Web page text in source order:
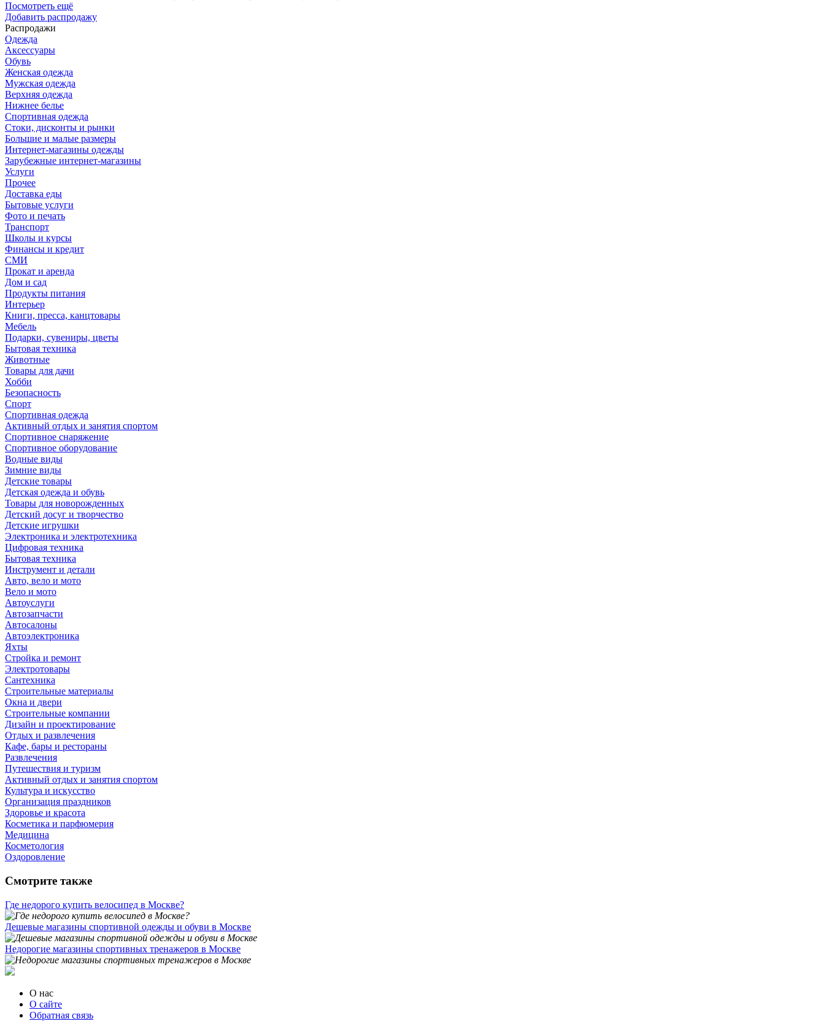
Посмотреть ещё
Добавить распродажу
Распродажи
Одежда
Аксессуары
Обувь
Женская одежда
Мужская одежда
Верхняя одежда
Нижнее белье
Спортивная одежда
Стоки, дисконты и рынки
Большие и малые размеры
Интернет-магазины одежды
Зарубежные интернет-магазины
Услуги
Прочее
Доставка еды
Бытовые услуги
Фото и печать
Транспорт
Школы и курсы
Финансы и кредит
СМИ
Прокат и аренда
Дом и сад
Продукты питания
Интерьер
Книги, пресса, канцтовары
Мебель
Подарки, сувениры, цветы
Бытовая техника
Животные
Товары для дачи
Хобби
Безопасность
Спорт
Спортивная одежда
Активный отдых и занятия спортом
Спортивное снаряжение
Спортивное оборудование
Водные виды
Зимние виды
Детские товары
Детская одежда и обувь
Товары для новорожденных
Детский досуг и творчество
Детские игрушки
Электроника и электротехника
Цифровая техника
Бытовая техника
Инструмент и детали
Авто, вело и мото
Вело и мото
Автоуслуги
Автозапчасти
Автосалоны
Автоэлектроника
Яхты
Стройка и ремонт
Электротовары
Сантехника
Строительные материалы
Окна и двери
Строительные компании
Дизайн и проектирование
Отдых и развлечения
Кафе, бары и рестораны
Развлечения
Путешествия и туризм
Активный отдых и занятия спортом
Культура и искусство
Организация праздников
Здоровье и красота
Косметика и парфюмерия
Медицина
Косметология
Оздоровление
Смотрите также
Где недорого купить велосипед в Москве?
Дешевые магазины спортивной одежды и обуви в Москве
Недорогие магазины спортивных тренажеров в Москве
О нас
О сайте
Обратная связь